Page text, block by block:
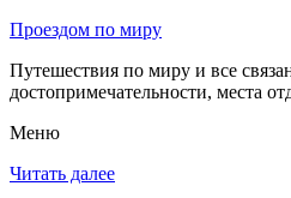
Проездом по миру
Путешествия по миру и все
достопримечательности, места
Меню
Читать далее